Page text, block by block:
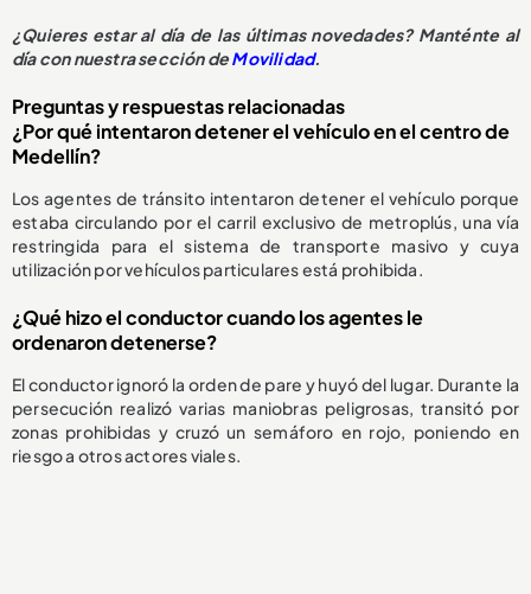
¿Quieres estar al día de las últimas novedades? Manténte al
día con nuestra sección deMovilidad.
Preguntas y respuestas relacionadas
¿Por qué intentaron detener el vehículo en el centro de
Medellín?
Los agentes de tránsito intentaron detener el vehículo porque
estaba circulando por el carril exclusivo de metroplús, una vía
restringida para el sistema de transporte masivo y cuya
utilización por vehículos particulares está prohibida.
¿Qué hizo el conductor cuando los agentes le
ordenaron detenerse?
El conductor ignoró la orden de pare y huyó del lugar. Durante la
persecución realizó varias maniobras peligrosas, transitó por
zonas prohibidas y cruzó un semáforo en rojo, poniendo en
riesgo a otros actores viales.